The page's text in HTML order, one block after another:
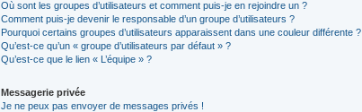
Où sont les groupes d’utilisateurs et comment puis-je en rejoindre un ?
Comment puis-je devenir le responsable d’un groupe d’utilisateurs ?
Pourquoi certains groupes d’utilisateurs apparaissent dans une couleur différente ?
Qu’est-ce qu’un « groupe d’utilisateurs par défaut » ?
Qu’est-ce que le lien « L’équipe » ?
Messagerie privée
Je ne peux pas envoyer de messages privés !